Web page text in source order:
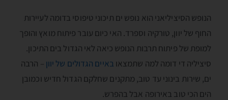
הנופש הסיציליאני הוא נופש ים תיכוני טיפוסי בדומה לעיירות
החוף של יוון, טורקיה וספרד. האי כיום עובר פיתוח מואץ והופך
למופת של פיתוח תרבות הנופש כיאה לאי הגדול בים התיכון.
סיציליה די דומה למה שתמצאו באיים הגדולים של יוון – הרבה
ים, שירות בינוני עד טוב, מתקנים שחלקם הגדול חדיש וכמובן
הים הכי טוב באירופה אבל בהפרש.